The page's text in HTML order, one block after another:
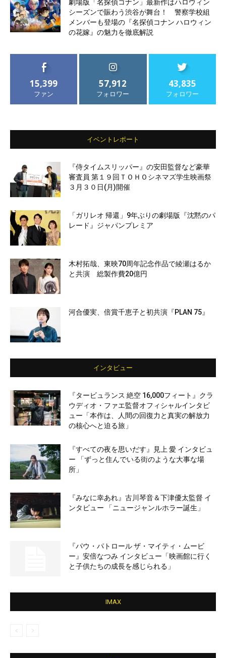
劇場版「名探偵コナン」最新作はハロウィン
シーズンで賑わう渋谷が舞台！ 警察学校組
メンバーも登場の『名探偵コナン ハロウィン
の花嫁』の魅力を徹底解説
15,399
ファン
57,912
フォロワー
43,835
フォロワー
イベントレポート
『侍タイムスリッパー』の安田監督など豪華
審査員 第１９回ＴＯＨＯシネマズ学生映画祭
３月３０日(月)開催
「ガリレオ 帰還」9年ぶりの劇場版『沈黙のパ
レード』ジャパンプレミア
木村拓哉、東映70周年記念作品で綾瀬はるか
と共演 総製作費20億円
河合優実、倍賞千恵子と初共演『PLAN 75』
インタビュー
『タービュランス 絶空 16,000フィート』クラ
ウディオ・ファエ監督オフィシャルインタビ
ュー「本作は、人間の回復力と真実の解放力
の核心へと迫る旅」
『すべての夜を思いだす』見上 愛 インタビュ
ー 「ずっと住んでいる街のような大事な場
所」
『みなに幸あれ』古川琴音＆下津優太監督 イ
ンタビュー 「ニュージャンルホラー誕生」
『パウ・パトロール ザ・マイティ・ムービ
ー』安倍なつみ インタビュー「映画館に行く
と子供たちの成長を感じられる」
IMAX